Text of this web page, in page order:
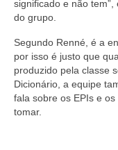
Resoluções
Desagravo
Processos
significado e não
do grupo.
Segundo Renné, é a
por isso é justo que
produzido pela classe
Dicionário, a equipe
fala sobre os EPIs e
tomar.